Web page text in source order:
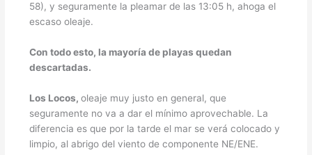
58), y seguramente la pleamar de las 13:05 h, ahoga el
escaso oleaje.
Con todo esto, la mayoría de playas quedan
descartadas.
Los Locos, oleaje muy justo en general, que
seguramente no va a dar el mínimo aprovechable. La
diferencia es que por la tarde el mar se verá colocado y
limpio, al abrigo del viento de componente NE/ENE.